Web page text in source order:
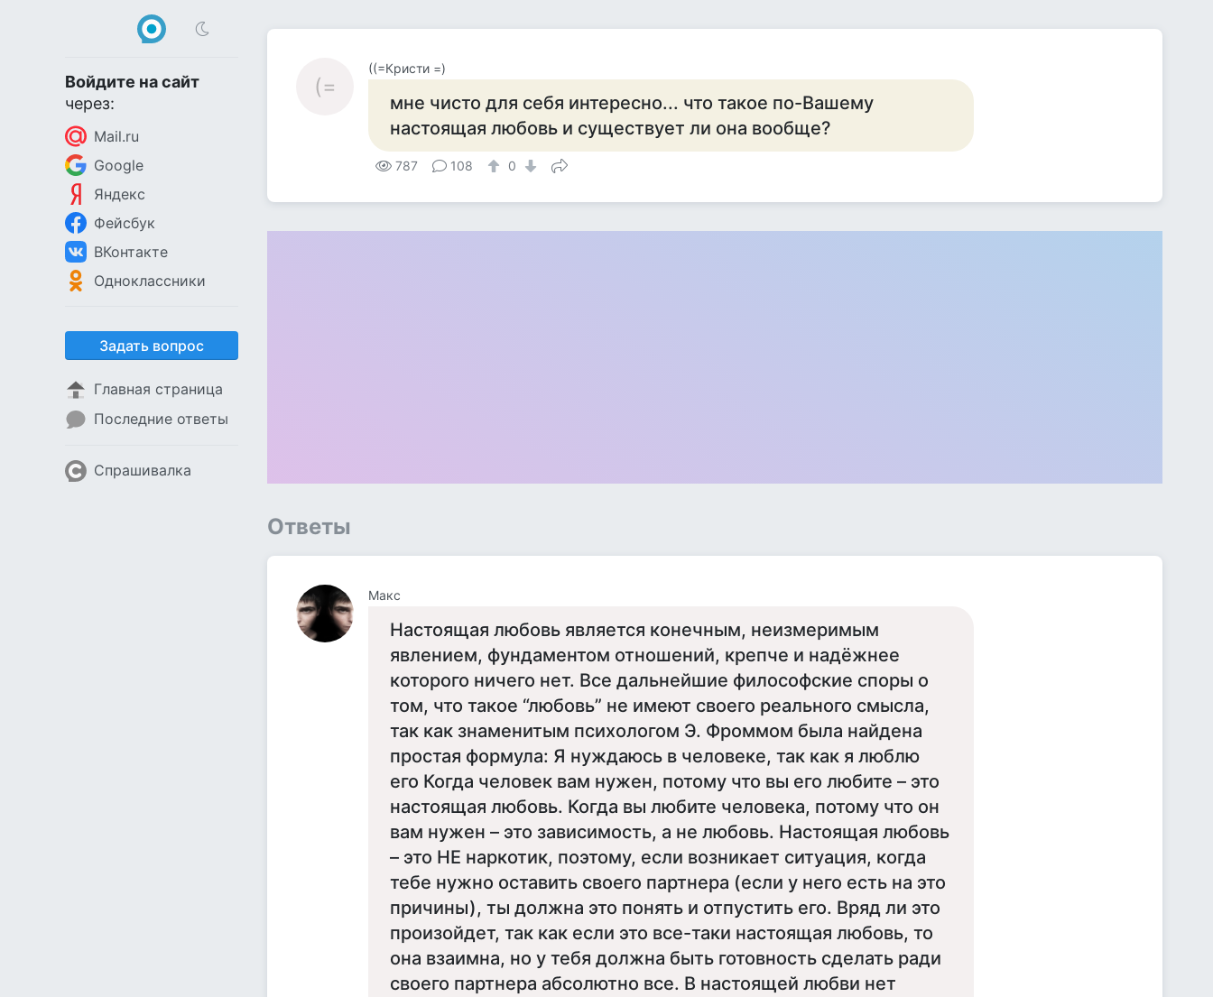
Войдите на сайт
через:
Mail.ru
Google
Яндекс
Фейсбук
ВКонтакте
Одноклассники
Задать вопрос
Главная страница
Последние ответы
Спрашивалка
(=
((=Кристи =)
мне чисто для себя интересно... что такое по-Вашему
настоящая любовь и существует ли она вообще?
787 108 0
Ответы
Макс
Настоящая любовь является конечным, неизмеримым
явлением, фундаментом отношений, крепче и надёжнее
которого ничего нет. Все дальнейшие философские споры о
том, что такое “любовь” не имеют своего реального смысла,
так как знаменитым психологом Э. Фроммом была найдена
простая формула: Я нуждаюсь в человеке, так как я люблю
его Когда человек вам нужен, потому что вы его любите – это
настоящая любовь. Когда вы любите человека, потому что он
вам нужен – это зависимость, а не любовь. Настоящая любовь
– это НЕ наркотик, поэтому, если возникает ситуация, когда
тебе нужно оставить своего партнера (если у него есть на это
причины), ты должна это понять и отпустить его. Вряд ли это
произойдет, так как если это все-таки настоящая любовь, то
она взаимна, но у тебя должна быть готовность сделать ради
своего партнера абсолютно все. В настоящей любви нет